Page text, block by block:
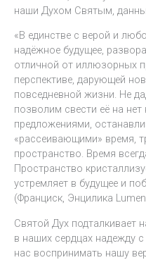
наши Духом Святым,
«В единстве с верой и
надёжное будущее,
отличной от иллюзорных
перспективе, дарующей
повседневной жизни. Не
позволим свести её на
предложениями,
«рассеивающими» время,
пространство. Время
Пространство
устремляет в будущее и
(Франциск, Энцилика
Святой Дух подталкивает
в наших сердцах надежду
нас воспринимать нашу